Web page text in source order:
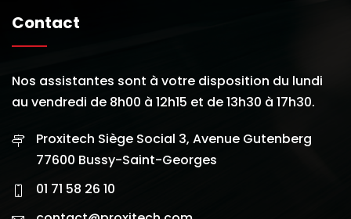
Contact
Nos assistantes sont à votre disposition du lundi
au vendredi de 8h00 à 12h15 et de 13h30 à 17h30.
Proxitech Siège Social 3, Avenue Gutenberg
77600 Bussy-Saint-Georges
01 71 58 26 10